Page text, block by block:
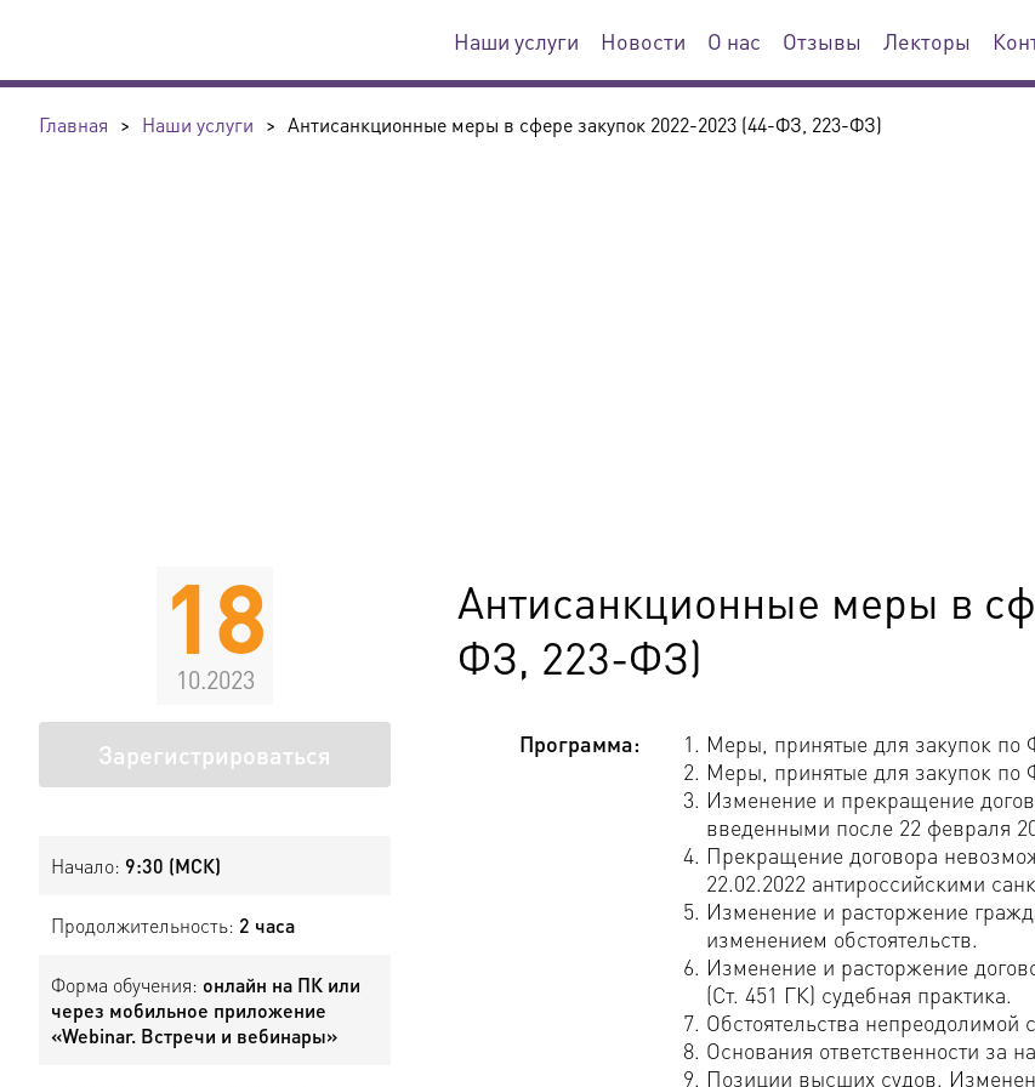
Наши услуги Новости О нас Отзывы Лекторы
Главная > Наши услуги > Антисанкционные меры в сфере закупок 2022-2023 (44-ФЗ, 223-ФЗ)
18
10.2023
Зарегистрироваться
Начало: 9:30 (МСК)
Продолжительность: 2 часа
Форма обучения: онлайн на ПК или
через мобильное приложение
«Webinar. Встречи и вебинары»
Антисанкционные меры в
ФЗ, 223-ФЗ)
Программа:
Меры, принятые для закупок
Меры, принятые для закупок
Изменение и прекращение
введенными после 22 февраля
Прекращение договора
22.02.2022 антироссийскими
Изменение и расторжение
изменением обстоятельств.
Изменение и расторжение
(Ст. 451 ГК) судебная практика.
Обстоятельства
Основания ответственности за
Позиции высших судов.